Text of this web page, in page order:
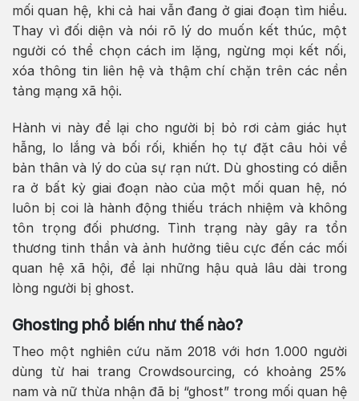
mối quan hệ, khi cả hai vẫn đang ở giai đoạn tìm hiểu.
Thay vì đối diện và nói rõ lý do muốn kết thúc, một
người có thể chọn cách im lặng, ngừng mọi kết nối,
xóa thông tin liên hệ và thậm chí chặn trên các nền
tảng mạng xã hội.
Hành vi này để lại cho người bị bỏ rơi cảm giác hụt
hẫng, lo lắng và bối rối, khiến họ tự đặt câu hỏi về
bản thân và lý do của sự rạn nứt. Dù ghosting có diễn
ra ở bất kỳ giai đoạn nào của một mối quan hệ, nó
luôn bị coi là hành động thiếu trách nhiệm và không
tôn trọng đối phương. Tình trạng này gây ra tổn
thương tinh thần và ảnh hưởng tiêu cực đến các mối
quan hệ xã hội, để lại những hậu quả lâu dài trong
lòng người bị ghost.
Ghosting phổ biến như thế nào?
Theo một nghiên cứu năm 2018 với hơn 1.000 người
dùng từ hai trang Crowdsourcing, có khoảng 25%
nam và nữ thừa nhận đã bị “ghost” trong mối quan hệ